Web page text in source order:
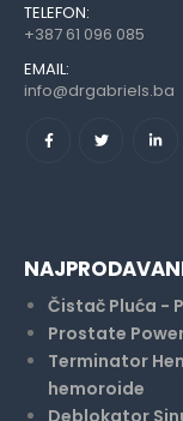
TELEFON:
+387 61 096 085
EMAIL:
info@drgabriels.ba
Čistač Pluća -
Prostate
Terminator
hemoroide
Deblokator